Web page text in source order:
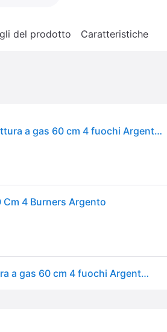
del prodotto Caratteristiche
Teka Total Ex 60.1 4g Piano cottura a gas 60 cm 4 fuochi Argento Argento Taglia unica
Cm 4 Burners Argento
Teka Total Ex 60.1 4g Piano cottura a gas 60 cm 4 fuochi Argento Argento Taglia unica